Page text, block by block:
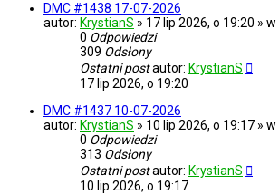
DMC #1438 17-07-2026
autor: KrystianS » 17 lip 2026, o 19:20 » w
0 Odpowiedzi
309 Odsłony
Ostatni postautor: KrystianS
17 lip 2026, o 19:20
DMC #1437 10-07-2026
autor: KrystianS » 10 lip 2026, o 19:17 » w
0 Odpowiedzi
313 Odsłony
Ostatni postautor: KrystianS
10 lip 2026, o 19:17